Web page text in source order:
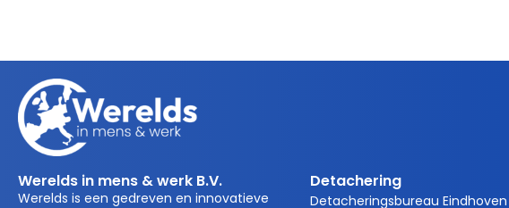
Werelds in mens & werk B.V.
Werelds is een gedreven en innovatieve
Detachering
Detacheringsbureau Eindhoven